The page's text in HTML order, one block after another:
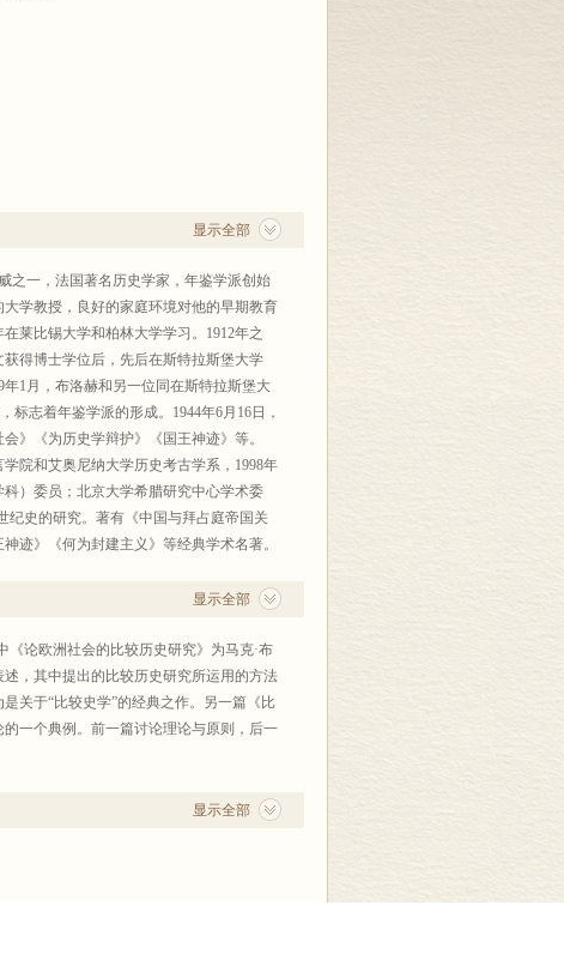
显示全部
之一，法国著名历史学家，年鉴学派创始
学教授，良好的家庭环境对他的早期教育
莱比锡大学和柏林大学学习。1912年之
得博士学位后，先后在斯特拉斯堡大学
年1月，布洛赫和另一位同在斯特拉斯堡大
志着年鉴学派的形成。1944年6月16日，
》《为历史学辩护》《国王神迹》等。
院和艾奥尼纳大学历史考古学系，1998年
）委员；北京大学希腊研究中心学术委
纪史的研究。著有《中国与拜占庭帝国关
迹》《何为封建主义》等经典学术名著。
显示全部
论欧洲社会的比较历史研究》为马克·布
，其中提出的比较历史研究所运用的方法
关于“比较史学”的经典之作。另一篇《比
一个典例。前一篇讨论理论与原则，后一
显示全部